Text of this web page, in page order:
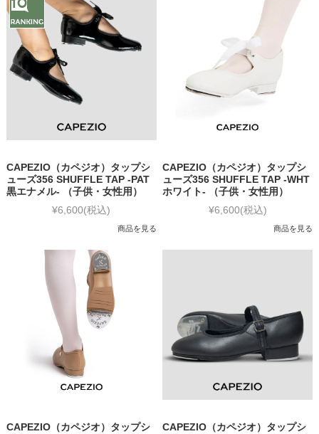
CAPEZIO（カペジオ）タップシ
ューズ356 SHUFFLE TAP -PAT
黒エナメル- （子供・女性用）
¥6,600(税込)
商品を見る
CAPEZIO（カペジオ）タップシ
ューズ356 SHUFFLE TAP -WHT
ホワイト- （子供・女性用）
¥6,600(税込)
商品を見る
CAPEZIO（カペジオ）タップシ
CAPEZIO（カペジオ）タップシ